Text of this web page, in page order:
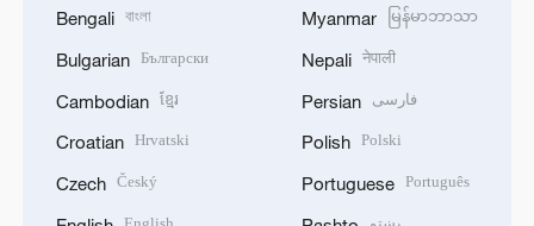
Bengali বাংলা
Bulgarian Български
Cambodian ខ្មែរ
Croatian Hrvatski
Czech Český
Myanmar မြန်မာဘာသာ
Nepali नेपाली
Persian فارسی
Polish Polski
Portuguese Português